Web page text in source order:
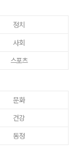
정치
사회
스포츠
문화
건강
동정